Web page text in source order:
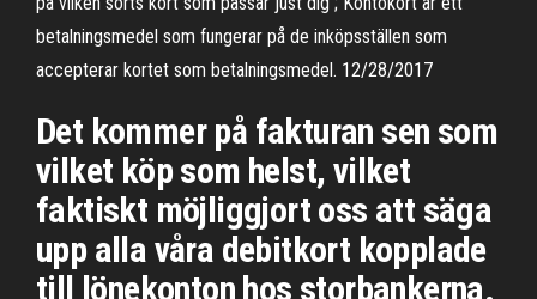
betalningsmedel som fungerar på de inköpsställen som
accepterar kortet som betalningsmedel. 12/28/2017
Det kommer på fakturan sen som
vilket köp som helst, vilket
faktiskt möjliggjort oss att säga
upp alla våra debitkort kopplade
till lönekonton hos storbankerna.